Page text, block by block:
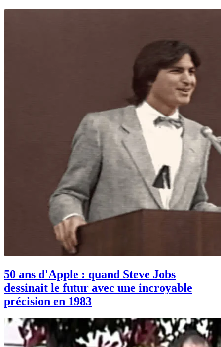
50 ans d'Apple : quand Steve Jobs
dessinait le futur avec une incroyable
précision en 1983